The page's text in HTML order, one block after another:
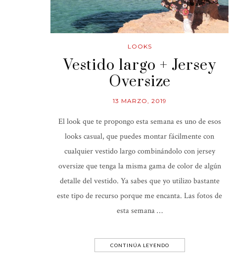
LOOKS
Vestido largo + Jersey
Oversize
13 MARZO, 2019
El look que te propongo esta semana es uno de esos
looks casual, que puedes montar fácilmente con
cualquier vestido largo combinándolo con jersey
oversize que tenga la misma gama de color de algún
detalle del vestido. Ya sabes que yo utilizo bastante
este tipo de recurso porque me encanta. Las fotos de
esta semana …
CONTINÚA LEYENDO